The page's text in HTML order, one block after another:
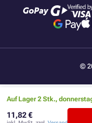
Auf Lager 2 Stk.,
11,82 €
©